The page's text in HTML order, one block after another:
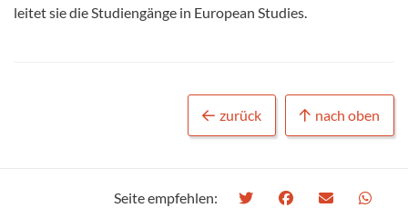
leitet sie die Studiengänge in European Studies.
zurück nach oben
Seite empfehlen: